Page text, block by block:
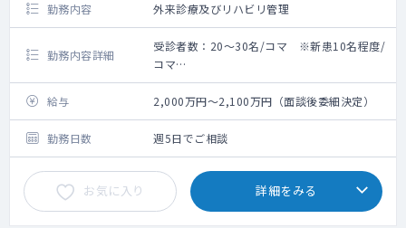
勤務内容 外来診療及びリハビリ管理
勤務内容詳細
受診者数：20～30名/コマ ※新患10名程度/
コマ
救急搬入数：無し
手術数：無し
給与 2,000万円～2,100万円（面談後委細決定）
勤務日数 週5日でご相談
お気に入り 詳細をみる